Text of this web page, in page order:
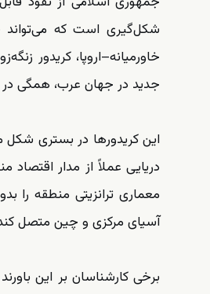
شکل‌گیری است که می‌تواند
خاورمیانه–اروپا، کریدور
جدید در جهان عرب، همگی در
این کریدورها در بستری شکل
دریایی عملاً از مدار
معماری ترانزیتی منطقه را
آسیای مرکزی و چین متصل
برخی کارشناسان بر این